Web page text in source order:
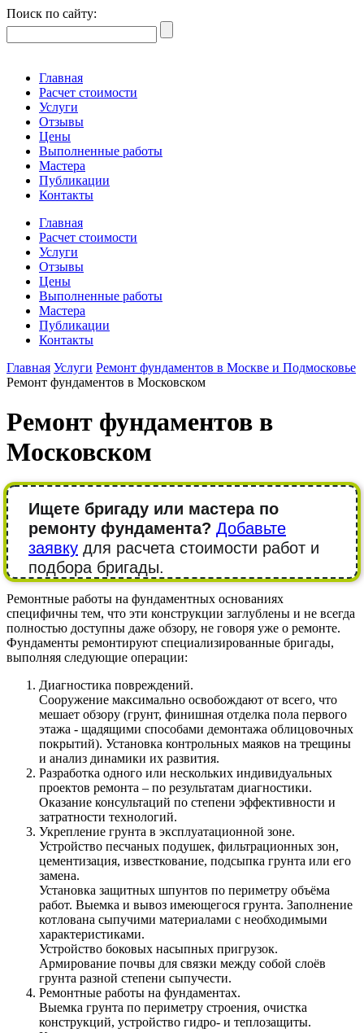
Поиск по сайту:
Главная
Расчет стоимости
Услуги
Отзывы
Цены
Выполненные работы
Мастера
Публикации
Контакты
Главная
Расчет стоимости
Услуги
Отзывы
Цены
Выполненные работы
Мастера
Публикации
Контакты
Главная Услуги Ремонт фундаментов в Москве и Подмосковье
Ремонт фундаментов в Московском
Ремонт фундаментов в
Московском
Ищете бригаду или мастера по
ремонту фундамента? Добавьте
заявку для расчета стоимости работ и
подбора бригады.
Ремонтные работы на фундаментных основаниях
специфичны тем, что эти конструкции заглублены и не всегда
полностью доступны даже обзору, не говоря уже о ремонте.
Фундаменты ремонтируют специализированные бригады,
выполняя следующие операции:
Диагностика повреждений.
Сооружение максимально освобождают от всего, что
мешает обзору (грунт, финишная отделка пола первого
этажа - щадящими способами демонтажа облицовочных
покрытий). Установка контрольных маяков на трещины
и анализ динамики их развития.
Разработка одного или нескольких индивидуальных
проектов ремонта – по результатам диагностики.
Оказание консультаций по степени эффективности и
затратности технологий.
Укрепление грунта в эксплуатационной зоне.
Устройство песчаных подушек, фильтрационных зон,
цементизация, известкование, подсыпка грунта или его
замена.
Установка защитных шпунтов по периметру объёма
работ. Выемка и вывоз имеющегося грунта. Заполнение
котлована сыпучими материалами с необходимыми
характеристиками.
Устройство боковых насыпных пригрузок.
Армирование почвы для связки между собой слоёв
грунта разной степени сыпучести.
Ремонтные работы на фундаментах.
Выемка грунта по периметру строения, очистка
конструкций, устройство гидро- и теплозащиты.